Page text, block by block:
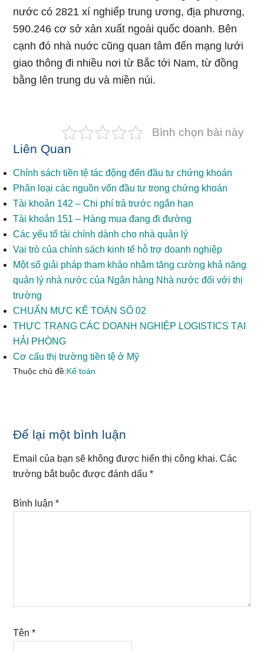
nước có 2821 xí nghiểp trung ương, địa phương,
590.246 cơ sở xản xuất ngoài quốc doanh. Bên
cạnh đó nhà nuớc cũng quan tâm đến mạng lưới
giao thông đi nhiều nơi từ Bắc tới Nam, từ đồng
bằng lên trung du và miền núi.
Bình chọn bài này
Liên Quan
Chính sách tiền tệ tác động đến đầu tư chứng khoán
Phân loại các nguồn vốn đầu tư trong chứng khoán
Tài khoản 142 – Chi phí trả trước ngắn hạn
Tài khoản 151 – Hàng mua đang đi đường
Các yếu tố tài chính dành cho nhà quản lý
Vai trò của chính sách kinh tế hỗ trợ doanh nghiệp
Một số giải pháp tham khảo nhằm tăng cường khả năng
quản lý nhà nước của Ngân hàng Nhà nước đối với thị
trường
CHUẨN MỰC KẾ TOÁN SỐ 02
THỰC TRẠNG CÁC DOANH NGHIỆP LOGISTICS TẠI
HẢI PHÒNG
Cơ cấu thị trường tiền tệ ở Mỹ
Thuộc chủ đề:Kế toán
Reader
Interactions
Để lại một bình luận
Email của bạn sẽ không được hiển thị công khai. Các
trường bắt buộc được đánh dấu*
Bình luận*
Tên*